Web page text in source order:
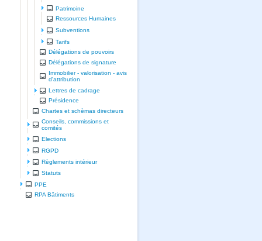
Patrimoine
Ressources Humaines
Subventions
Tarifs
Délégations de pouvoirs
Délégations de signature
Immobilier - valorisation - avis
d'attribution
Lettres de cadrage
Présidence
Chartes et schèmas directeurs
Conseils, commissions et
comités
Elections
RGPD
Règlements intérieur
Statuts
PPE
RPA Bâtiments